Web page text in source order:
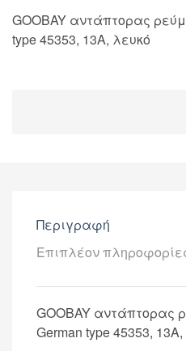
GOOBAY αντάπτορας
type 45353, 13A, λευκό
Περιγραφή
Επιπλέον
GOOBAY αντάπτορας
German type 45353,